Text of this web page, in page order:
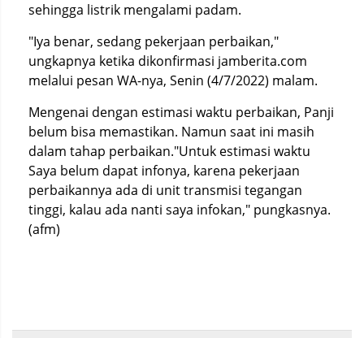
sehingga listrik mengalami padam.
"Iya benar, sedang pekerjaan perbaikan,"
ungkapnya ketika dikonfirmasi jamberita.com
melalui pesan WA-nya, Senin (4/7/2022) malam.
Mengenai dengan estimasi waktu perbaikan, Panji
belum bisa memastikan. Namun saat ini masih
dalam tahap perbaikan."Untuk estimasi waktu
Saya belum dapat infonya, karena pekerjaan
perbaikannya ada di unit transmisi tegangan
tinggi, kalau ada nanti saya infokan," pungkasnya.
(afm)